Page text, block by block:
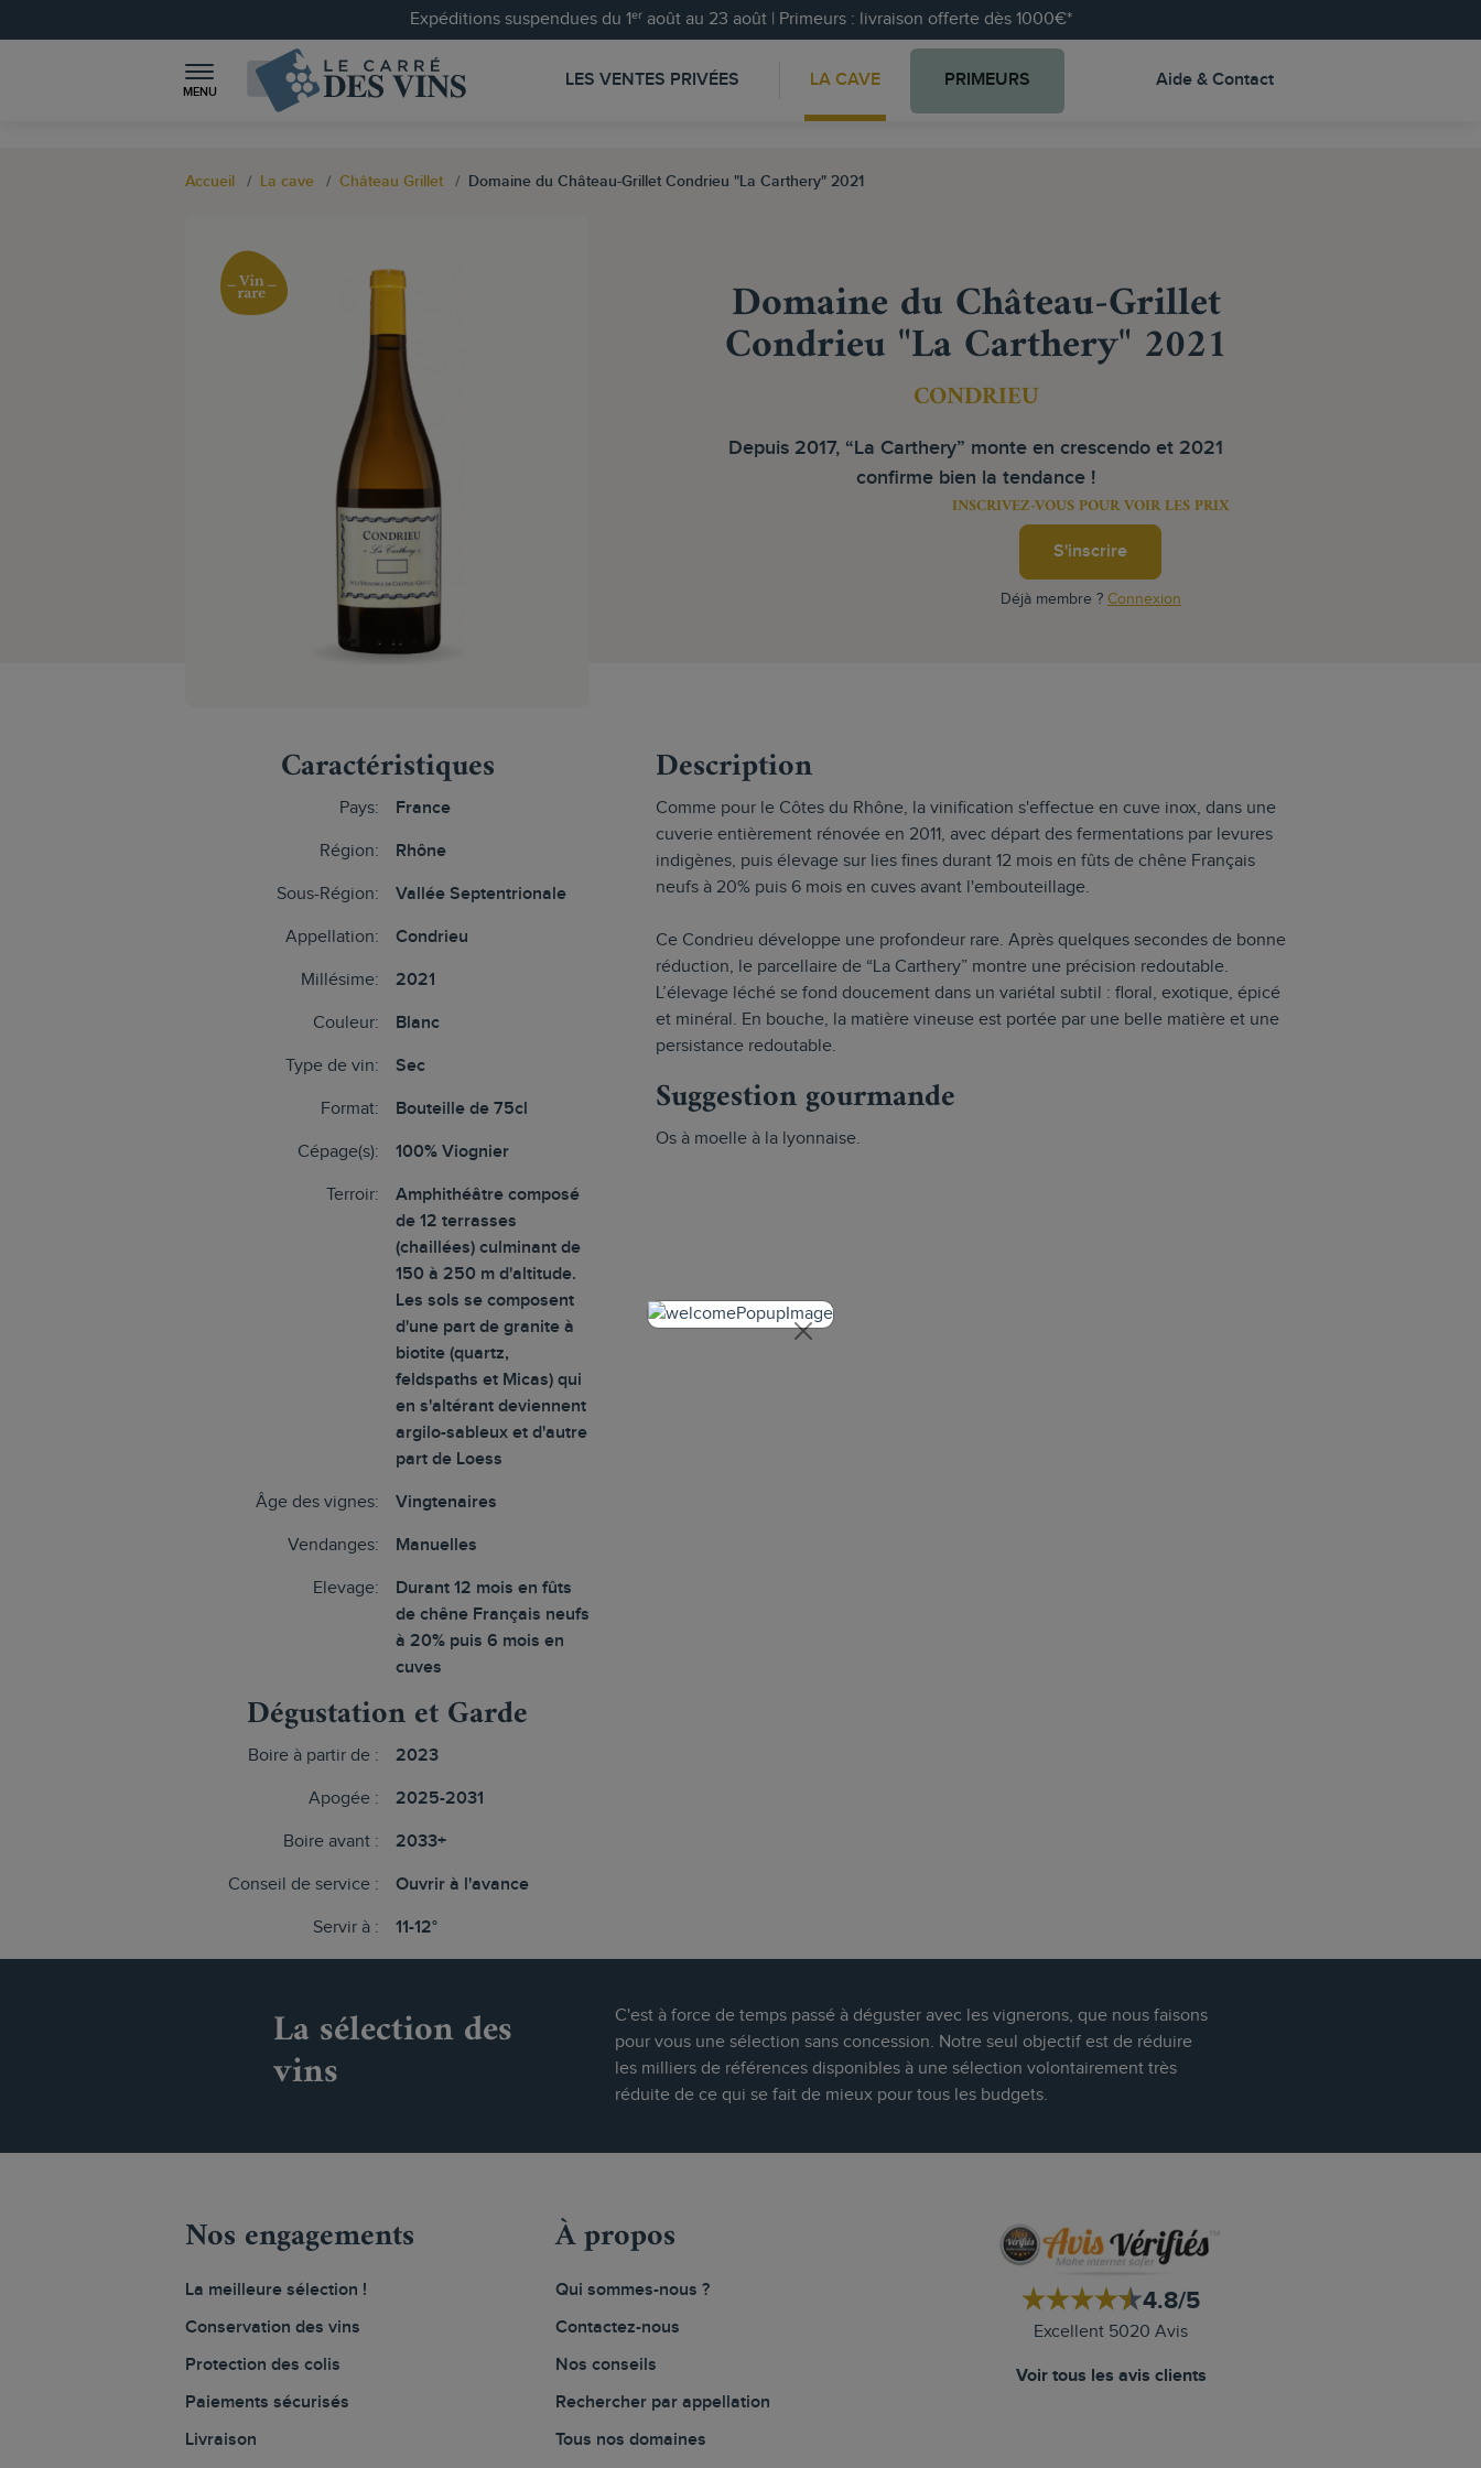
Expéditions suspendues du 1ᵉʳ août au 23 août | Primeurs : livraison offerte dès 1000€*
MENU
LES VENTES PRIVÉES LA CAVE PRIMEURS Aide & Contact
Accueil La cave Château Grillet Domaine du Château-Grillet Condrieu "La Carthery" 2021
Domaine du Château-Grillet
Condrieu "La Carthery" 2021
CONDRIEU
Depuis 2017, “La Carthery” monte en crescendo et 2021
confirme bien la tendance !
INSCRIVEZ-VOUS POUR VOIR LES PRIX
S'inscrire
Déjà membre ? Connexion
Caractéristiques
Pays: France
Région: Rhône
Sous-Région: Vallée Septentrionale
Appellation: Condrieu
Millésime: 2021
Couleur: Blanc
Type de vin: Sec
Format: Bouteille de 75cl
Cépage(s): 100% Viognier
Terroir:
Amphithéâtre composé
de 12 terrasses
(chaillées) culminant de
150 à 250 m d'altitude.
Les sols se composent
d'une part de granite à
biotite (quartz,
feldspaths et Micas) qui
en s'altérant deviennent
argilo-sableux et d'autre
part de Loess
Âge des vignes: Vingtenaires
Vendanges: Manuelles
Elevage:
Durant 12 mois en fûts
de chêne Français neufs
à 20% puis 6 mois en
cuves
Dégustation et Garde
Boire à partir de : 2023
Apogée : 2025-2031
Boire avant : 2033+
Conseil de service : Ouvrir à l'avance
Servir à : 11-12°
Description
Comme pour le Côtes du Rhône, la vinification s'effectue en cuve inox, dans une
cuverie entièrement rénovée en 2011, avec départ des fermentations par levures
indigènes, puis élevage sur lies fines durant 12 mois en fûts de chêne Français
neufs à 20% puis 6 mois en cuves avant l'embouteillage.
Ce Condrieu développe une profondeur rare. Après quelques secondes de bonne
réduction, le parcellaire de “La Carthery” montre une précision redoutable.
L’élevage léché se fond doucement dans un variétal subtil : floral, exotique, épicé
et minéral. En bouche, la matière vineuse est portée par une belle matière et une
persistance redoutable.
Suggestion gourmande
Os à moelle à la lyonnaise.
La sélection des
vins
C'est à force de temps passé à déguster avec les vignerons, que nous faisons
pour vous une sélection sans concession. Notre seul objectif est de réduire
les milliers de références disponibles à une sélection volontairement très
réduite de ce qui se fait de mieux pour tous les budgets.
Nos engagements
La meilleure sélection !
Conservation des vins
Protection des colis
Paiements sécurisés
Livraison
À propos
Qui sommes-nous ?
Contactez-nous
Nos conseils
Rechercher par appellation
Tous nos domaines
4.8/5
Excellent 5020 Avis
Voir tous les avis clients